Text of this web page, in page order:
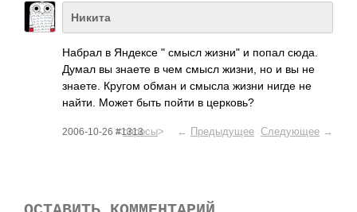
Никита
Набрал в Яндексе " смысл жизни" и попал сюда.
Думал вы знаете в чем смысл жизни, но и вы не
знаете. Кругом обман и смысла жизни нигде не
найти. Может быть пойти в церк­овь?
2006-10-26 #1313
<опросы> ← Предыдущее Следующее →